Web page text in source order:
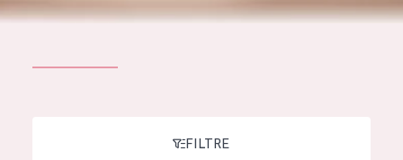
SOLUTIONS POUR LA PEAU
TOUS LES PRODUIT
FILTRE